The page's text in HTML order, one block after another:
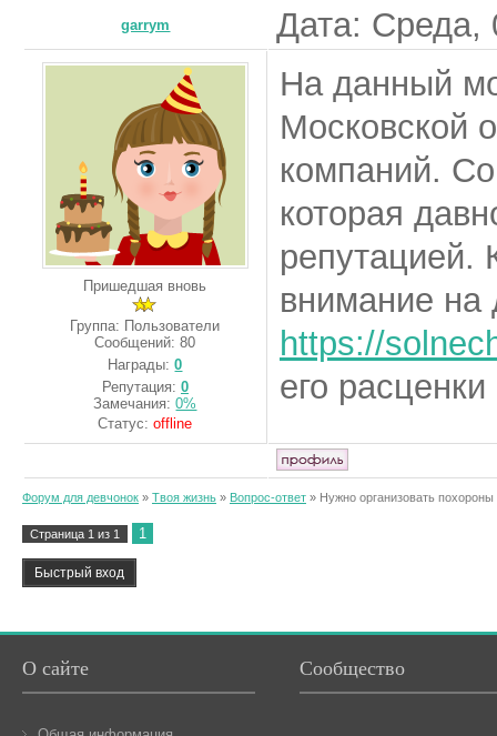
garrym Дата:
Пришедшая вновь
Группа: Пользователи
Сообщений:80
Награды:0
Репутация: 0
Замечания:0%
Статус:offline
На данный
Московской
компаний.
которая
репутацией.
внимание на
https://
его
Форум для девчонок » Твоя жизнь » Вопрос-ответ » Нужно организовать
Страница 1 из 1 1
О сайте Сообщество